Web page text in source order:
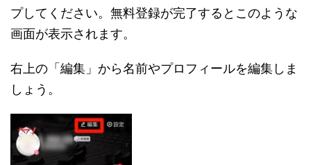
プしてください。無料登録が完了するとこのような
画面が表示されます。
右上の「編集」から名前やプロフィールを編集しま
しょう。